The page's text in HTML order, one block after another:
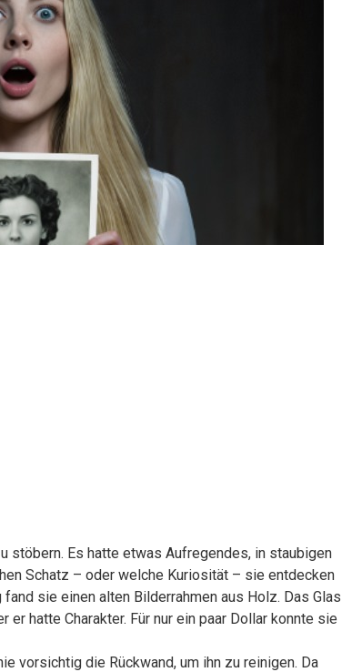
stöbern. Es hatte etwas Aufregendes, in staubigen
Schatz – oder welche Kuriosität – sie entdecken
sie einen alten Bilderrahmen aus Holz. Das Glas
hatte Charakter. Für nur ein paar Dollar konnte sie
vorsichtig die Rückwand, um ihn zu reinigen. Da